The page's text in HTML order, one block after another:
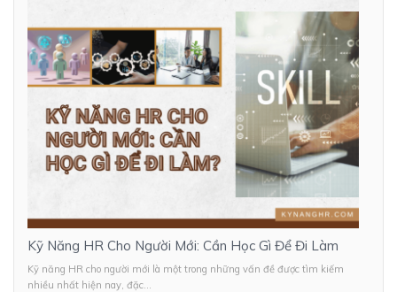
Kỹ Năng HR Cho Người Mới: Cần Học Gì Để Đi Làm
Kỹ năng HR cho người mới là một trong những vấn đề được tìm kiếm
nhiều nhất hiện nay, đặc...